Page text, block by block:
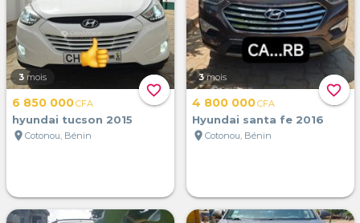
favorite_border
3 mois
6 850 000CFA
hyundai tucson 2015
location_on Cotonou, Bénin
favorite_border
3 mois
4 800 000CFA
Hyundai santa fe 2016
location_on Cotonou, Bénin